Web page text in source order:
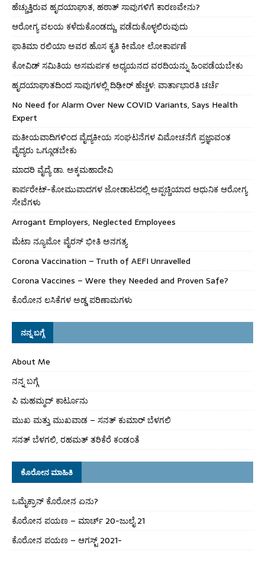
ಹೆಚ್ಚುತ್ತಿರುವ ಹೃದಯಾಘಾತ, ಹಠಾತ್ ಸಾವುಗಳಿಗೆ ಕಾರಣವೇನು?
ಆರೋಗ್ಯ ವಲಯ ಕಳೆದುಕೊಂಡದ್ದು, ಪಡೆದುಕೊಳ್ಳಲಿರುವುದು
ಫಾತಿಮಾ ರಲಿಯಾ ಅವರ ಹೊಸ ಕೃತಿ ಕೀಮೋ ಲೋಕಾರ್ಪಣೆ
ಕೋವಿಡ್ ಸಮಿತಿಯ ಅಸಮರ್ಪಕ ಅಧ್ಯಯನದ ವರದಿಯನ್ನು ಹಿಂಪಡೆಯಬೇಕು
ಹೃದಯಾಘಾತದಿಂದ ಸಾವುಗಳಲ್ಲಿ ದಿಢೀರ್ ಹೆಚ್ಚಳ: ವಾರ್ತಾಭಾರತಿ ಚರ್ಚೆ
No Need for Alarm Over New COVID Variants, Says Health
Expert
ಮತೀಯವಾದಿಗಳಿಂದ ವೈದ್ಯಕೀಯ ಸಂಘಟನೆಗಳ ವಿಮೋಚನೆಗೆ ಪ್ರಜ್ಞಾವಂತ
ವೈದ್ಯರು ಒಗ್ಗೂಡಬೇಕು
ಮಾದರಿ ವೈದ್ಯೆ ಡಾ. ಅಕ್ಕಮಹಾದೇವಿ
ಕಾರ್ಪರೇಟ್-ಕೋಮುವಾದಗಳ ಜೋಡಾಟದಲ್ಲಿ ಅಪ್ಪಚ್ಚಿಯಾದ ಆಧುನಿಕ ಆರೋಗ್ಯ
ಸೇವೆಗಳು
Arrogant Employers, Neglected Employees
ಮೆಟಾ ನ್ಯೂಮೋ ವೈರಸ್ ಭೀತಿ ಅನಗತ್ಯ
Corona Vaccination – Truth of AEFI Unravelled
Corona Vaccines – Were they Needed and Proven Safe?
ಕೊರೋನ ಲಸಿಕೆಗಳ ಅಡ್ಡ ಪರಿಣಾಮಗಳು
ನನ್ನ ಬಗ್ಗೆ
About Me
ನನ್ನ ಬಗ್ಗೆ
ಪಿ ಮಹಮ್ಮದ್ ಕಾರ್ಟೂನು
ಮುಖ ಮತ್ತು ಮುಖವಾಡ – ಸನತ್ ಕುಮಾರ್ ಬೆಳಗಲಿ
ಸನತ್ ಬೆಳಗಲಿ, ರಹಮತ್ ತರಿಕೆರೆ ಕಂಡಂತೆ
ಕೊರೋನ ಮಾಹಿತಿ
ಒಮೈಕ್ರಾನ್ ಕೊರೋನ ಏನು?
ಕೊರೋನ ಪಯಣ – ಮಾರ್ಚ್ 20-ಜುಲೈ 21
ಕೊರೋನ ಪಯಣ – ಆಗಸ್ಟ್ 2021-